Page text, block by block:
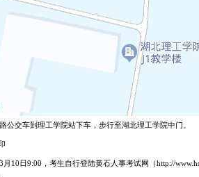
公交车到理工学院站下车，步行至湖北理工学院中门。
10日9:00，考生自行登陆黄石人事考试网（http://